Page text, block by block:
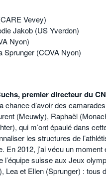
Vevey)
Jakob (US Yverdon)
Nyon)
Sprunger (COVA Nyon)
premier directeur du
chance d’avoir des
(Meuwly), Raphaël
qui m’ont épaulé dans
les structures de
En 2012, j’ai vécu un
l’équipe suisse aux Jeux
et Ellen (Sprunger) : tous